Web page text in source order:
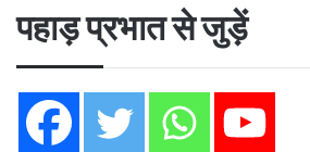
पहाड़ प्रभात से जुड़ें